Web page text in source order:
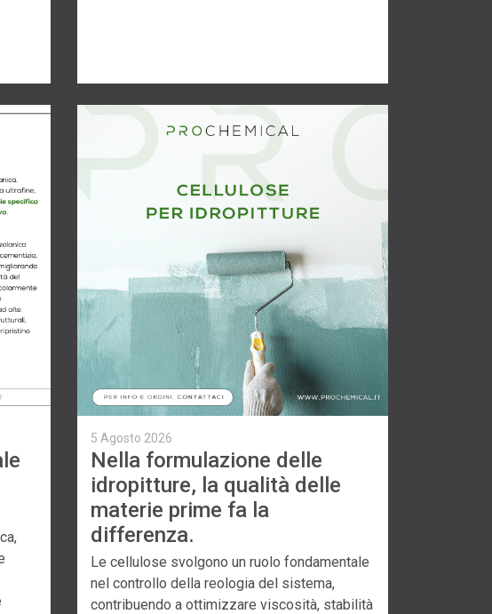
5 Agosto 2026
Nella formulazione delle
idropitture, la qualità delle
materie prime fa la
differenza.
Le cellulose svolgono un ruolo fondamentale
nel controllo della reologia del sistema,
contribuendo a ottimizzare viscosità, stabilità